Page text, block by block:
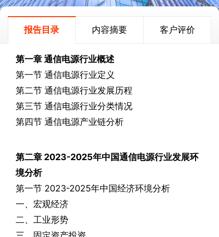
报告目录 内容摘要 客户评价
第一章通信电源行业概述
第一节 通信电源行业定义
第二节 通信电源行业发展历程
第三节 通信电源行业分类情况
第四节 通信电源产业链分析
第二章 2023-2025年中国通信电源行业发展环
境分析
第一节 2023-2025年中国经济环境分析
一、宏观经济
二、工业形势